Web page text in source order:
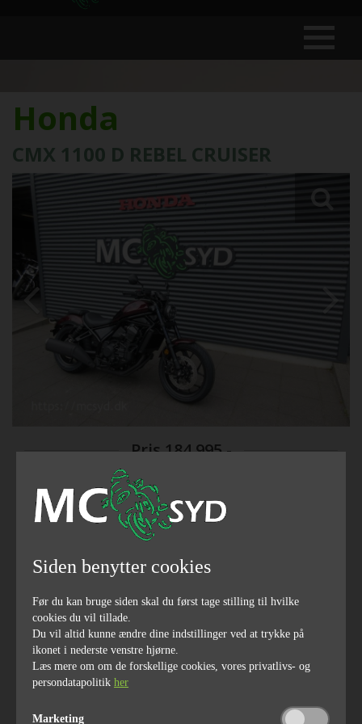
Honda
CMX 1100 D REBEL CRUISER
Pris184.995,-
5 ÅRS FABRIKS GARANTI
2024
Finansiering
send link til email
Så kom Der lidt flere på lager dct... Men skynd dig der var
Siden benytter cookies
Før du kan bruge siden skal du først tage stilling til hvilke
cookies du vil tillade.
Du vil altid kunne ændre dine indstillinger ved at trykke på
ikonet i nederste venstre hjørne.
Læs mere om om de forskellige cookies, vores privatlivs- og
persondatapolitik her
Marketing